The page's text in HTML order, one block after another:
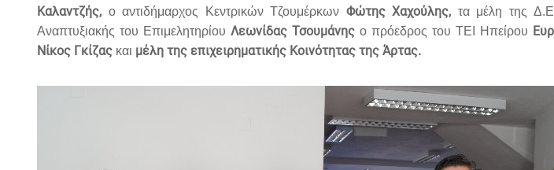
Καλαντζής, ο αντιδήμαρχος Κεντρικών Τζουμέρκων Φώτης Χαχούλης, τα μέλη της
Αναπτυξιακής του Επιμελητηρίου Λεωνίδας Τσουμάνης ο πρόεδρος του ΤΕΙ Ηπείρου
Νίκος Γκίζας και μέλη της επιχειρηματικής Κοινότητας της Άρτας.